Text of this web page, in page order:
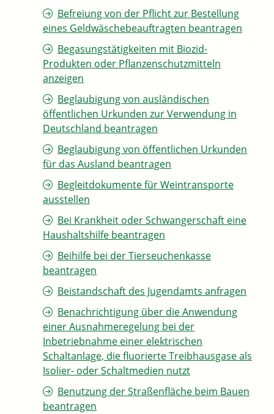
Befreiung von der Pflicht zur Bestellung
eines Geldwäschebeauftragten beantragen
Begasungstätigkeiten mit Biozid-
Produkten oder Pflanzenschutzmitteln
anzeigen
Beglaubigung von ausländischen
öffentlichen Urkunden zur Verwendung in
Deutschland beantragen
Beglaubigung von öffentlichen Urkunden
für das Ausland beantragen
Begleitdokumente für Weintransporte
ausstellen
Bei Krankheit oder Schwangerschaft eine
Haushaltshilfe beantragen
Beihilfe bei der Tierseuchenkasse
beantragen
Beistandschaft des Jugendamts anfragen
Benachrichtigung über die Anwendung
einer Ausnahmeregelung bei der
Inbetriebnahme einer elektrischen
Schaltanlage, die fluorierte Treibhausgase als
Isolier- oder Schaltmedien nutzt
Benutzung der Straßenfläche beim Bauen
beantragen